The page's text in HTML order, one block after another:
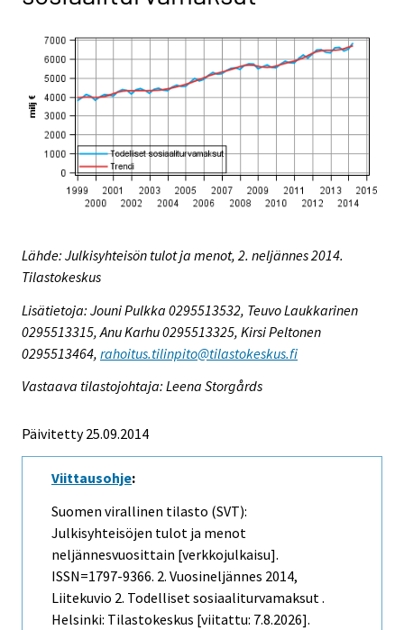
Lähde: Julkisyhteisön tulot ja menot, 2. neljännes 2014.
Tilastokeskus
Lisätietoja: Jouni Pulkka 0295513532, Teuvo Laukkarinen
0295513315, Anu Karhu 0295513325, Kirsi Peltonen
0295513464, rahoitus.tilinpito@tilastokeskus.fi
Vastaava tilastojohtaja: Leena Storgårds
Päivitetty 25.09.2014
Viittausohje:
Suomen virallinen tilasto (SVT):
Julkisyhteisöjen tulot ja menot
neljännesvuosittain [verkkojulkaisu].
ISSN=1797-9366. 2. Vuosineljännes 2014,
Liitekuvio 2. Todelliset sosiaaliturvamaksut .
Helsinki: Tilastokeskus [viitattu: 7.8.2026].